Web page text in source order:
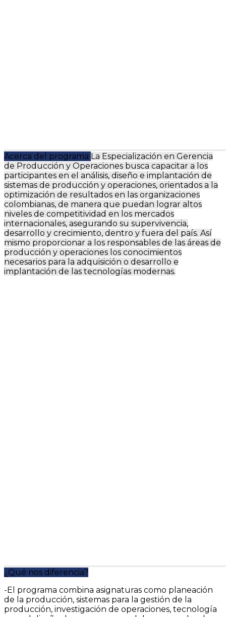
Acerca del programa La Especialización en Gerencia
de Producción y Operaciones busca capacitar a los
participantes en el análisis, diseño e implantación de
sistemas de producción y operaciones, orientados a la
optimización de resultados en las organizaciones
colombianas, de manera que puedan lograr altos
niveles de competitividad en los mercados
internacionales, asegurando su supervivencia,
desarrollo y crecimiento, dentro y fuera del país. Así
mismo proporcionar a los responsables de las áreas de
producción y operaciones los conocimientos
necesarios para la adquisición o desarrollo e
implantación de las tecnologías modernas.
¿Qué nos diferencia?
-El programa combina asignaturas como planeación
de la producción, sistemas para la gestión de la
producción, investigación de operaciones, tecnología